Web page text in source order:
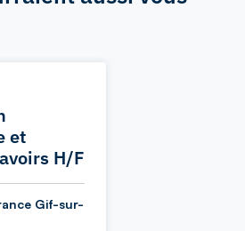
et
H/F
Gif-sur-